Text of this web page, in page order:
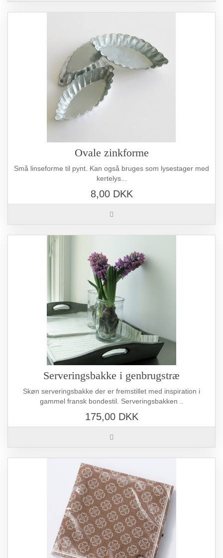
Ovale zinkforme
Små linseforme til pynt. Kan også bruges som lysestager med
kertelys...
8,00 DKK
Serveringsbakke i genbrugstræ
Skøn serveringsbakke der er fremstillet med inspiration i
gammel fransk bondestil. Serveringsbakken ..
175,00 DKK